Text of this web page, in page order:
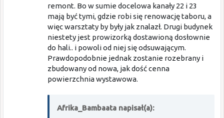
remont. Bo w sumie docelowa kanały 22 i 23
mają być tymi, gdzie robi się renowację taboru, a
więc warsztaty by były jak znalazł. Drugi budynek
niestety jest prowizorką dostawioną dosłownie
do hali.. i powoli od niej się odsuwającym.
Prawdopodobnie jednak zostanie rozebrany i
zbudowany od nowa, jak dość cenna
powierzchnia wystawowa.
Afrika_Bambaata napisał(a):